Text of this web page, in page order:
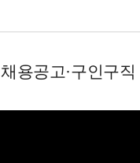
채용공고·구인구직